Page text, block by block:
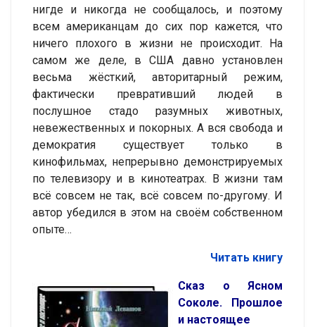
нигде и никогда не сообщалось, и поэтому
всем американцам до сих пор кажется, что
ничего плохого в жизни не происходит. На
самом же деле, в США давно установлен
весьма жёсткий, авторитарный режим,
фактически превративший людей в
послушное стадо разумных животных,
невежественных и покорных. А вся свобода и
демократия существует только в
кинофильмах, непрерывно демонстрируемых
по телевизору и в кинотеатрах. В жизни там
всё совсем не так, всё совсем по-другому. И
автор убедился в этом на своём собственном
опыте…
Читать книгу
Сказ о Ясном
Соколе. Прошлое
и настоящее